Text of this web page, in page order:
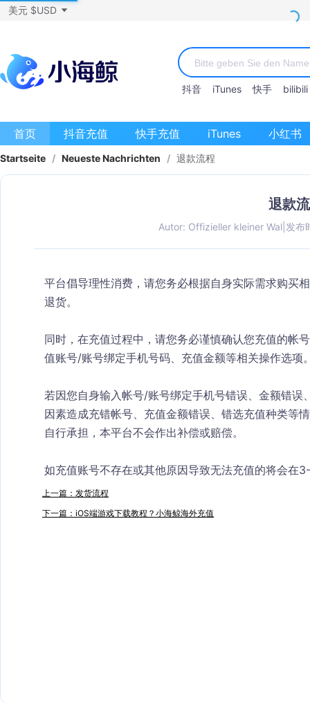
美元 $USD
抖音 iTunes 快手 bilibili
首页 抖音充值 快手充值 iTunes 小红书
Startseite / Neueste Nachrichten / 退款流程
退款
Autor: Offizieller kleiner Wal 发布
平台倡导理性消费，请您务必根据自身实际需求购买
退货。
同时，在充值过程中，请您务必谨慎确认您充值的帐
值账号/账号绑定手机号码、充值金额等相关操作选项
若因您自身输入帐号/账号绑定手机号错误、金额错
因素造成充错帐号、充值金额错误、错选充值种类等
自行承担，本平台不会作出补偿或赔偿。
如充值账号不存在或其他原因导致无法充值的将会在
上一篇：发货流程
下一篇：iOS端游戏下载教程？小海鲸海外充值